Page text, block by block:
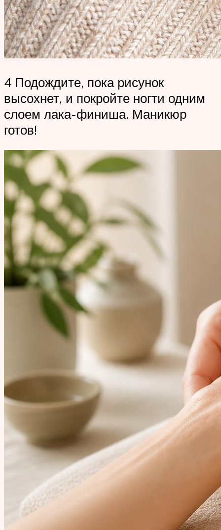
4 Подождите, пока рисунок
высохнет, и покройте ногти одним
слоем лака-финиша. Маникюр
готов!